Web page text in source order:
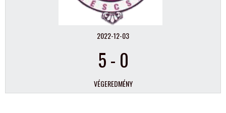
2022-12-03
5- 0
VÉGEREDMÉNY